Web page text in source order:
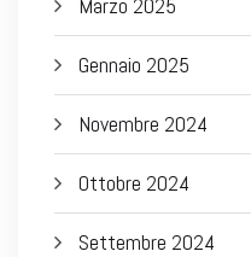
Gennaio 2025
Novembre 2024
Ottobre 2024
Settembre 2024